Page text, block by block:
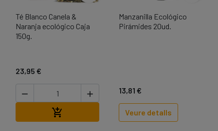
Té Blanco Canela &
Naranja ecológico Caja
150g.
23,95 €
 
 Afegir a la cistella
Manzanilla Ecológico
Pirámides 20ud.
13,81 €
Veure detalls